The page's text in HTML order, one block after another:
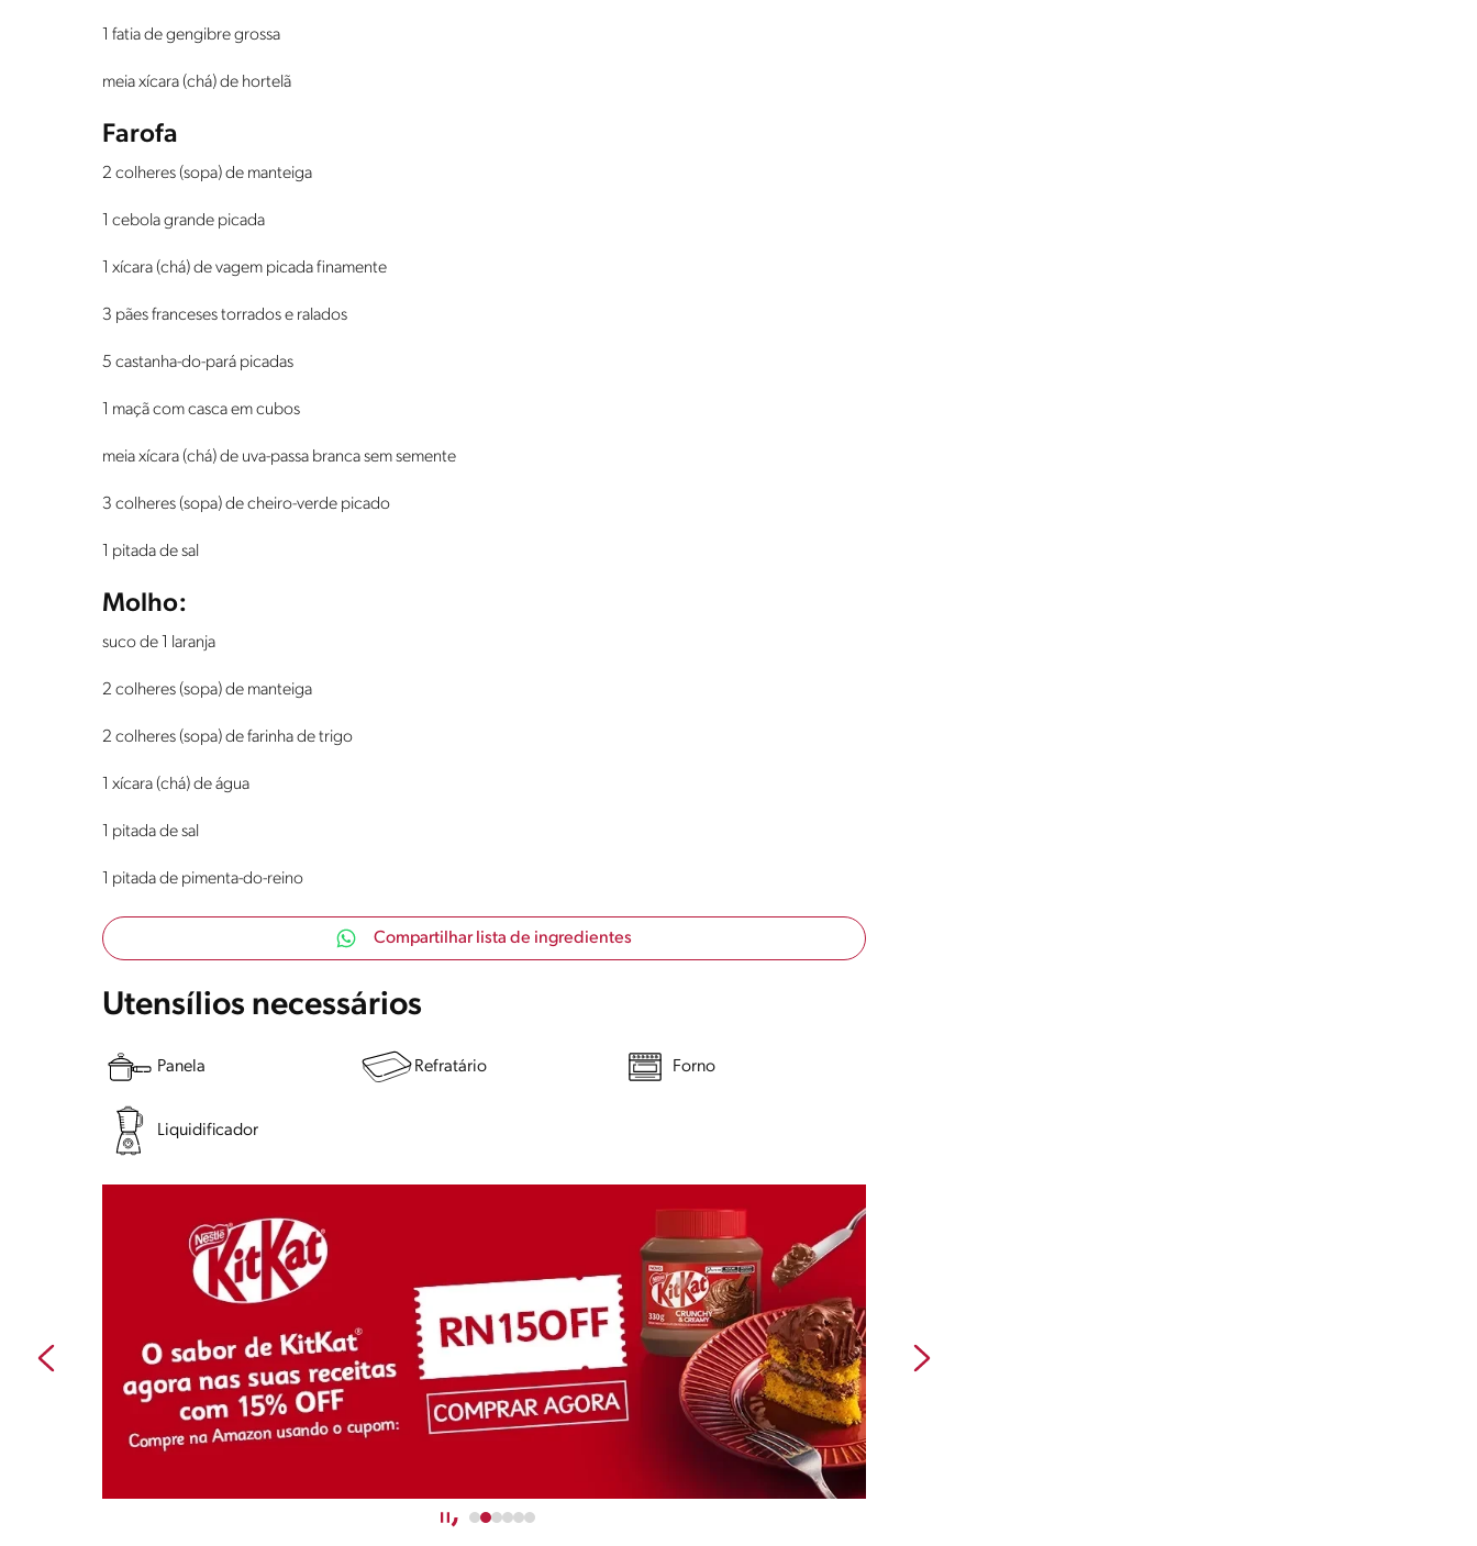
1 fatia de gengibre grossa
meia xícara (chá) de hortelã
Farofa
2 colheres (sopa) de manteiga
1 cebola grande picada
1 xícara (chá) de vagem picada finamente
3 pães franceses torrados e ralados
5 castanha-do-pará picadas
1 maçã com casca em cubos
meia xícara (chá) de uva-passa branca sem semente
3 colheres (sopa) de cheiro-verde picado
1 pitada de sal
Molho:
suco de 1 laranja
2 colheres (sopa) de manteiga
2 colheres (sopa) de farinha de trigo
1 xícara (chá) de água
1 pitada de sal
1 pitada de pimenta-do-reino
Compartilhar lista de ingredientes
Utensílios necessários
Panela Refratário Forno
Liquidificador